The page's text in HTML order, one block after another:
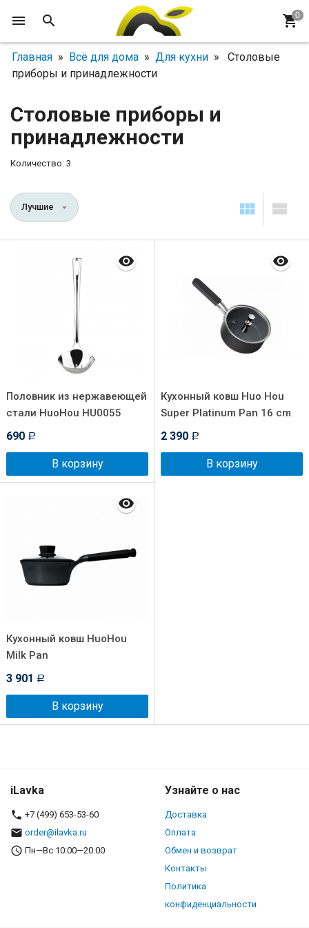
Главная » Всё для дома » Для кухни » Столовые
приборы и принадлежности
Столовые приборы и
принадлежности
Количество: 3
Лучшие
Половник из нержавеющей
стали HuoHou HU0055
690 Р
В корзину
Кухонный ковш Huo Hou
Super Platinum Pan 16 cm
2 390 Р
В корзину
Кухонный ковш HuoHou
Milk Pan
3 901 Р
В корзину
iLavka
+7 (499) 653-53-60
order@ilavka.ru
Пн—Вс 10:00—20:00
Узнайте о нас
Доставка
Оплата
Обмен и возврат
Контакты
Политика
конфиденциальности